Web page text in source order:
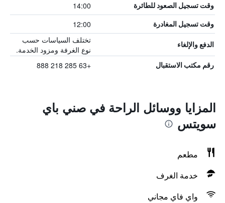
وقت تسجيل الصعود للطائرة 14:00
وقت تسجيل المغادرة 12:00
الدفع والإلغاء
تختلف السياسات حسب
نوع الغرفة ومزود الخدمة.
رقم مكتب الاستقبال +63 285 218 888
المزايا ووسائل الراحة في صني باي
سويتس
مطعم
خدمة الغرف
واي فاي مجاني